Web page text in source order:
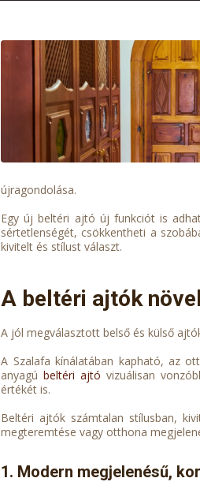
újragondolása.
Egy új beltéri ajtó új funkciót is
sértetlenségét, csökkentheti a
kivitelt és stílust választ.
A beltéri ajtók
A jól megválasztott belső és külső
A Szalafa kínálatában kapható, az
anyagúbeltéri ajtó vizuálisan
értékét is.
Beltéri ajtók számtalan stílusban,
megteremtése vagy otthona
1. Modern megjelenésű,